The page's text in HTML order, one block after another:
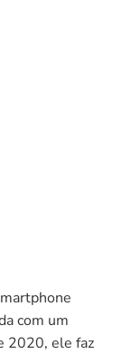
com um
2020, ele faz